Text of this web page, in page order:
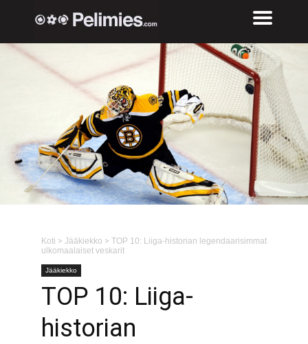
Koti > Jääkiekko > TOP 10: Liiga-historian legendaarisimmat
ulkomaalaiset veskarit
Jääkiekko
TOP 10: Liiga-
historian